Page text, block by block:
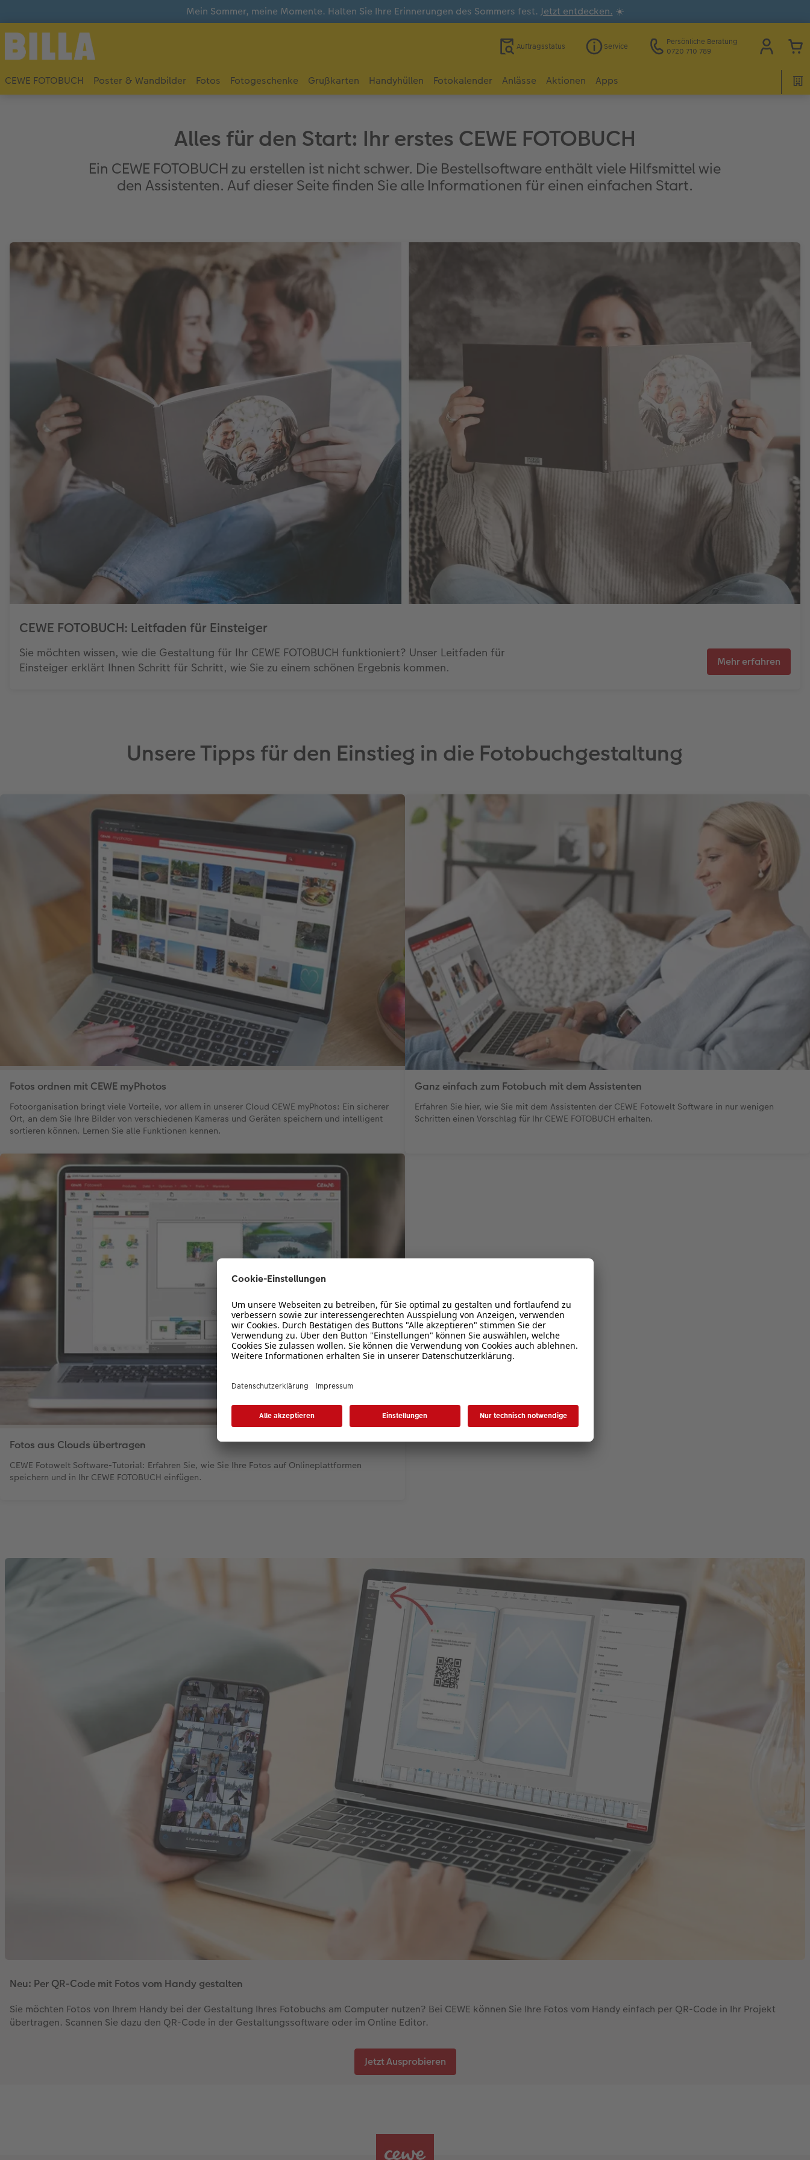
Mein Sommer, meine Momente. Halten Sie Ihre Erinnerungen des Sommers fest. Jetzt entdecken. ☀️
Auftragsstatus Service
Persönliche Beratung
0720 710 789
CEWE FOTOBUCH Poster & Wandbilder Fotos Fotogeschenke Grußkarten Handyhüllen Fotokalender Anlässe Aktionen Apps
Alles für den Start: Ihr erstes CEWE FOTOBUCH
Ein CEWE FOTOBUCH zu erstellen ist nicht schwer. Die Bestellsoftware enthält viele Hilfsmittel wie
den Assistenten. Auf dieser Seite finden Sie alle Informationen für einen einfachen Start.
CEWE FOTOBUCH: Leitfaden für Einsteiger
Sie möchten wissen, wie die Gestaltung für Ihr CEWE FOTOBUCH funktioniert? Unser Leitfaden für
Einsteiger erklärt Ihnen Schritt für Schritt, wie Sie zu einem schönen Ergebnis kommen.
Mehr erfahren
Unsere Tipps für den Einstieg in die Fotobuchgestaltung
Fotos ordnen mit CEWE myPhotos
Fotoorganisation bringt viele Vorteile, vor allem in unserer Cloud CEWE myPhotos: Ein sicherer
Ort, an dem Sie Ihre Bilder von verschiedenen Kameras und Geräten speichern und intelligent
sortieren können. Lernen Sie alle Funktionen kennen.
Ganz einfach zum Fotobuch mit dem Assistenten
Erfahren Sie hier, wie Sie mit dem Assistenten der CEWE Fotowelt Software in nur wenigen
Schritten einen Vorschlag für Ihr CEWE FOTOBUCH erhalten.
Fotos aus Clouds übertragen
CEWE Fotowelt Software-Tutorial: Erfahren Sie, wie Sie Ihre Fotos auf Onlineplattformen
speichern und in Ihr CEWE FOTOBUCH einfügen.
Neu: Per QR-Code mit Fotos vom Handy gestalten
Sie möchten Fotos von Ihrem Handy bei der Gestaltung Ihres Fotobuchs am Computer nutzen? Bei CEWE können Sie Ihre Fotos vom Handy einfach per QR-Code in Ihr Projekt
übertragen. Scannen Sie dazu den QR-Code in der Gestaltungssoftware oder im Online Editor.
Jetzt Ausprobieren